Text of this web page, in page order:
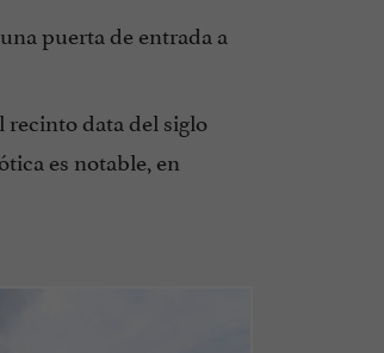
puerta de entrada a
recinto data del siglo
es notable, en